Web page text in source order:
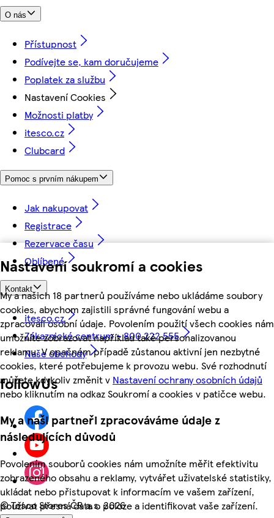
Nastavení soukromí a cookies
My a našich 18 partnerů používáme nebo ukládáme soubory
cookies, abychom zajistili správné fungování webu a
zpracovali osobní údaje. Povolením použití všech cookies nám
umožníte zobrazovat například také personalizovanou
reklamu. V opačném případě zůstanou aktivní jen nezbytné
cookies, které potřebujeme k provozu webu. Své rozhodnutí
můžete kdykoliv změnit v Nastavení ochrany osobních údajů
nebo kliknutím na odkaz Soukromí a cookies v patičce webu.
My a naši partneři zpracováváme údaje z
následujících důvodů
Povolením souborů cookies nám umožníte měřit efektivitu
zobrazeného obsahu a reklamy, vytvářet uživatelské statistiky,
ukládat nebo přistupovat k informacím ve vašem zařízení,
používat přesná data o poloze a identifikovat vaše zařízení.
O nás
Přístupnost
Podívejte se, kam doručujeme
Poplatek za službu
Nastavení Cookies
Možnosti platby
itesco.cz
Clubcard
Pomoc s prvním nákupem
Jak nakupovat
Registrace
Rezervace času
Oblíbené
Kontakt
itesco.cz
Zákaznické centrum - 800 222 555
Naše obchody
followUs
©Tesco Stores ČR a.s. 2026